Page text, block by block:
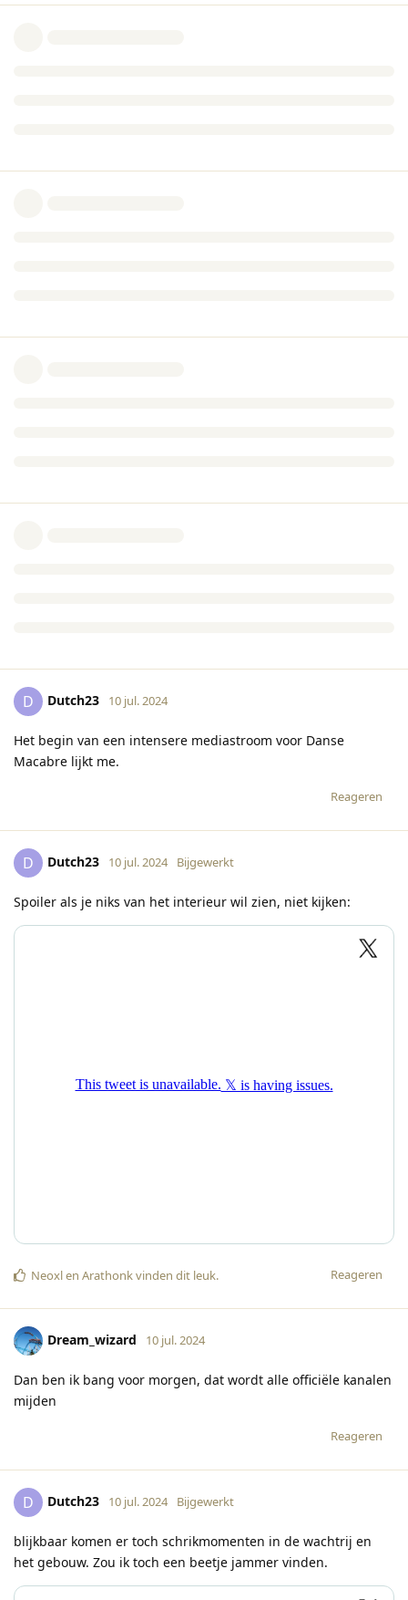
D Dutch23 10 jul. 2024
Het begin van een intensere mediastroom voor Danse
Macabre lijkt me.
Reageren
D Dutch23 10 jul. 2024 Bijgewerkt
Spoiler als je niks van het interieur wil zien, niet kijken:
Reageren
Neoxlen Arathonkvinden dit leuk.
Dream_wizard 10 jul. 2024
Dan ben ik bang voor morgen, dat wordt alle officiële kanalen
mijden
Reageren
D Dutch23 10 jul. 2024 Bijgewerkt
blijkbaar komen er toch schrikmomenten in de wachtrij en
het gebouw. Zou ik toch een beetje jammer vinden.